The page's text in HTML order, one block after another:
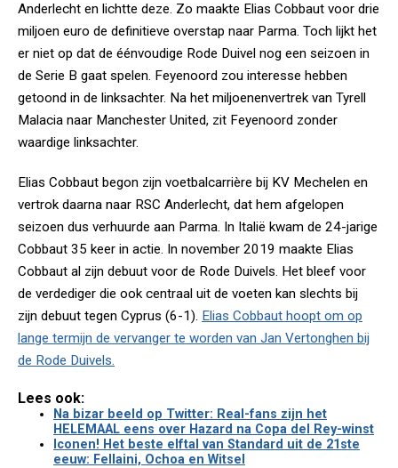
Anderlecht en lichtte deze. Zo maakte Elias Cobbaut voor drie
miljoen euro de definitieve overstap naar Parma. Toch lijkt het
er niet op dat de éénvoudige Rode Duivel nog een seizoen in
de Serie B gaat spelen. Feyenoord zou interesse hebben
getoond in de linksachter. Na het miljoenenvertrek van Tyrell
Malacia naar Manchester United, zit Feyenoord zonder
waardige linksachter.
Elias Cobbaut begon zijn voetbalcarrière bij KV Mechelen en
vertrok daarna naar RSC Anderlecht, dat hem afgelopen
seizoen dus verhuurde aan Parma. In Italië kwam de 24-jarige
Cobbaut 35 keer in actie. In november 2019 maakte Elias
Cobbaut al zijn debuut voor de Rode Duivels. Het bleef voor
de verdediger die ook centraal uit de voeten kan slechts bij
zijn debuut tegen Cyprus (6-1). Elias Cobbaut hoopt om op
lange termijn de vervanger te worden van Jan Vertonghen bij
de Rode Duivels.
Lees ook:
Na bizar beeld op Twitter: Real-fans zijn het
HELEMAAL eens over Hazard na Copa del Rey-winst
Iconen! Het beste elftal van Standard uit de 21ste
eeuw: Fellaini, Ochoa en Witsel